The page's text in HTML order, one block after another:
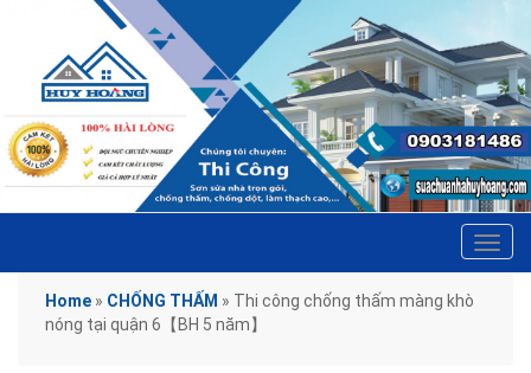
Home » CHỐNG THẤM » Thi công chống thấm màng khò
nóng tại quận 6【BH 5 năm】